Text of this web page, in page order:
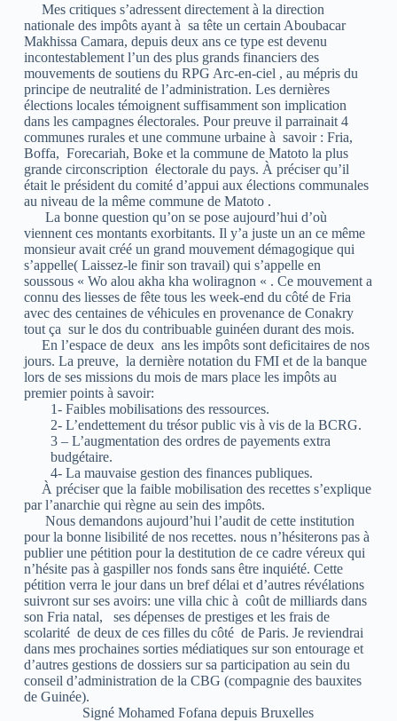
Mes critiques s’adressent directement à la direction
nationale des impôts ayant à sa tête un certain Aboubacar
Makhissa Camara, depuis deux ans ce type est devenu
incontestablement l’un des plus grands financiers des
mouvements de soutiens du RPG Arc-en-ciel , au mépris du
principe de neutralité de l’administration. Les dernières
élections locales témoignent suffisamment son implication
dans les campagnes électorales. Pour preuve il parrainait 4
communes rurales et une commune urbaine à savoir : Fria,
Boffa, Forecariah, Boke et la commune de Matoto la plus
grande circonscription électorale du pays. À préciser qu’il
était le président du comité d’appui aux élections communales
au niveau de la même commune de Matoto .
La bonne question qu’on se pose aujourd’hui d’où
viennent ces montants exorbitants. Il y’a juste un an ce même
monsieur avait créé un grand mouvement démagogique qui
s’appelle( Laissez-le finir son travail) qui s’appelle en
soussous « Wo alou akha kha woliragnon « . Ce mouvement a
connu des liesses de fête tous les week-end du côté de Fria
avec des centaines de véhicules en provenance de Conakry
tout ça sur le dos du contribuable guinéen durant des mois.
En l’espace de deux ans les impôts sont deficitaires de nos
jours. La preuve, la dernière notation du FMI et de la banque
lors de ses missions du mois de mars place les impôts au
premier points à savoir:
1- Faibles mobilisations des ressources.
2- L’endettement du trésor public vis à vis de la BCRG.
3 – L’augmentation des ordres de payements extra
budgétaire.
4- La mauvaise gestion des finances publiques.
À préciser que la faible mobilisation des recettes s’explique
par l’anarchie qui règne au sein des impôts.
Nous demandons aujourd’hui l’audit de cette institution
pour la bonne lisibilité de nos recettes. nous n’hésiterons pas à
publier une pétition pour la destitution de ce cadre véreux qui
n’hésite pas à gaspiller nos fonds sans être inquiété. Cette
pétition verra le jour dans un bref délai et d’autres révélations
suivront sur ses avoirs: une villa chic à coût de milliards dans
son Fria natal, ses dépenses de prestiges et les frais de
scolarité de deux de ces filles du côté de Paris. Je reviendrai
dans mes prochaines sorties médiatiques sur son entourage et
d’autres gestions de dossiers sur sa participation au sein du
conseil d’administration de la CBG (compagnie des bauxites
de Guinée).
Signé Mohamed Fofana depuis Bruxelles